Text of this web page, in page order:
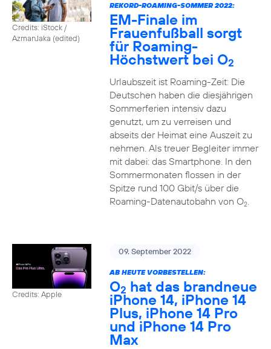
Credits: iStock /
AzmanJaka (edited)
REKORD-ROAMING-SOMMER 2022:
EM-Finale im
Frauenfußball sorgt
für Roaming-
Höchstwert bei O2
Urlaubszeit ist Roaming-Zeit: Die
Deutschen haben die diesjährigen
Sommerferien intensiv dazu
genutzt, um zu verreisen und
abseits der Heimat eine Auszeit zu
nehmen. Als treuer Begleiter immer
mit dabei: das Smartphone. In den
Sommermonaten flossen in der
Spitze rund 100 Gbit/s über die
Roaming-Datenautobahn von O2.
Credits: Apple
09. September 2022
AB HEUTE VORBESTELLEN:
O2 hat das brandneue
iPhone 14, iPhone 14
Plus, iPhone 14 Pro
und iPhone 14 Pro
Max